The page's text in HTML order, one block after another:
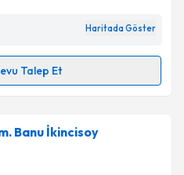
ilişkinAydınlatma
Gönder
Haritada Göster
Talep Et
için randevu takvimi talebi
randevu almanız için bir
posta ile bilgilendireceğiz.
Banu İkincisoy